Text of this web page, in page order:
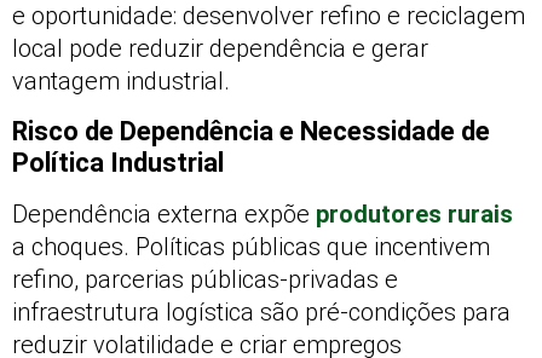
e oportunidade: desenvolver refino e reciclagem
local pode reduzir dependência e gerar
vantagem industrial.
Risco de Dependência e Necessidade de
Política Industrial
Dependência externa expõe produtores rurais
a choques. Políticas públicas que incentivem
refino, parcerias públicas-privadas e
infraestrutura logística são pré-condições para
reduzir volatilidade e criar empregos